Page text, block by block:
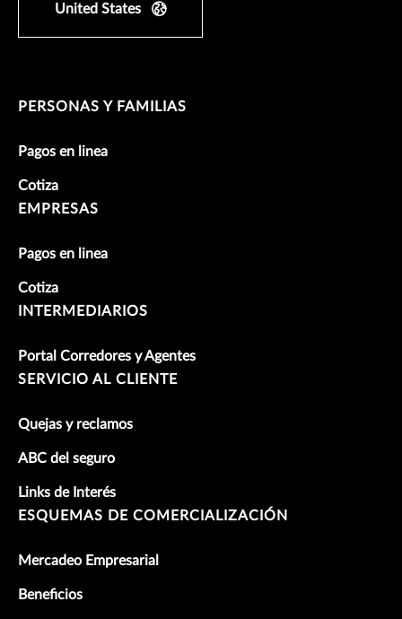
United States
PERSONAS Y FAMILIAS
Pagos en linea
Cotiza
EMPRESAS
Pagos en linea
Cotiza
INTERMEDIARIOS
Portal Corredores y Agentes
SERVICIO AL CLIENTE
Quejas y reclamos
ABC del seguro
Links de Interés
ESQUEMAS DE COMERCIALIZACIÓN
Mercadeo Empresarial
Beneficios